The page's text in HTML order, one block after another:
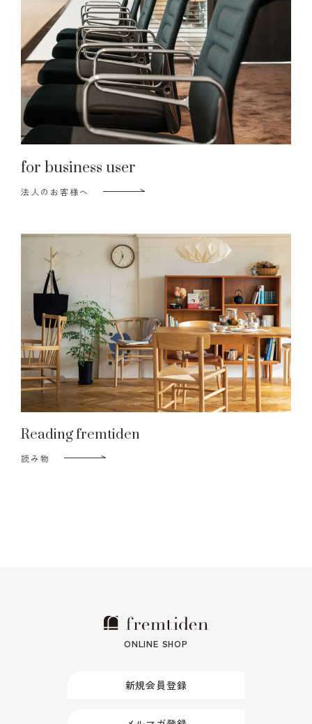
for business user
法人のお客様へ
Reading fremtiden
読み物
ONLINE SHOP
新規会員登録